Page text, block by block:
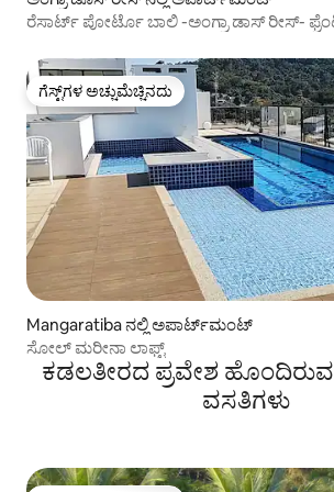
ರೆಸಾರ್ಟ್ ಪೋರ್ಟೊ ಬಾಲಿ -ಅಂಗ್ರಾ ಡಾಸ್ ರೀಸ್-
ಗೆಸ್ಟ್‌ಗಳ ಅಚ್ಚುಮೆಚ್ಚಿನದು
ಗೆಸ್ಟ್‌ಗಳ ಅಚ್ಚುಮೆಚ್ಚಿನದು
Mangaratiba ನಲ್ಲಿ ಅಪಾರ್ಟ್‌ಮಂಟ್
ಸೋಲ್ ಮರೀನಾ ಲಾಫ್ಟ್
ಕಡಲತೀರದ ಪ್ರವೇಶ
ವಸತಿಗಳು